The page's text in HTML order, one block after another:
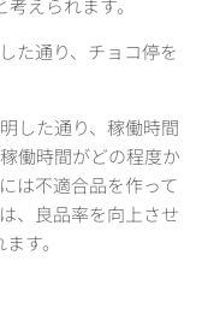
えられます。
た通り、チョコ停を
した通り、稼働時間
働時間がどの程度か
は不適合品を作って
、良品率を向上させ
す。